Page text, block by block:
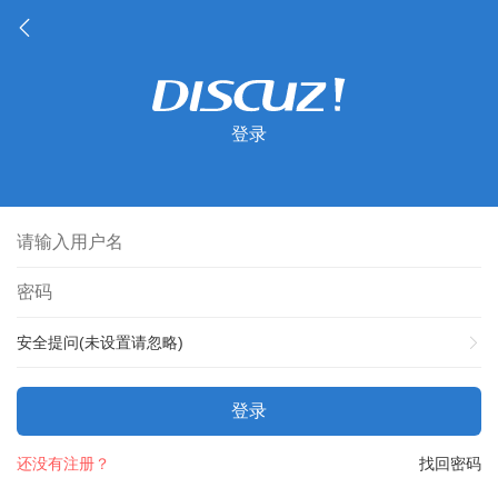
登录
安全提问(未设置请忽略)
登录
找回密码
还没有注册？